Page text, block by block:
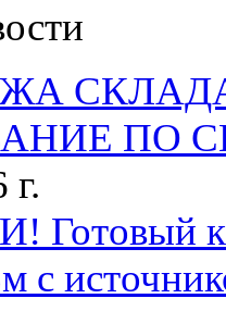
ПО
г.
к
с